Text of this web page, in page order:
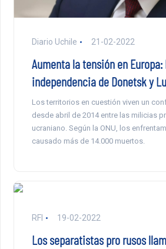
Diario Uchile 21-02-2022
Aumenta la tensión en
independencia de Donetsk y
Los territorios en cuestión viven un
desde abril de 2014 entre las milicias
ucraniano. Según la ONU, los
causado más de 14.000 muertos.
RFI 19-02-2022
Los separatistas pro rusos